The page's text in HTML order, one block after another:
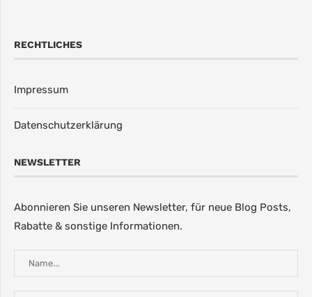
RECHTLICHES
Impressum
Datenschutzerklärung
NEWSLETTER
Abonnieren Sie unseren Newsletter, für neue Blog Posts,
Rabatte & sonstige Informationen.